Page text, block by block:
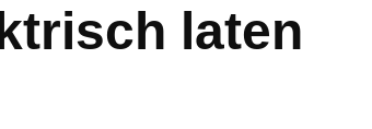
laten